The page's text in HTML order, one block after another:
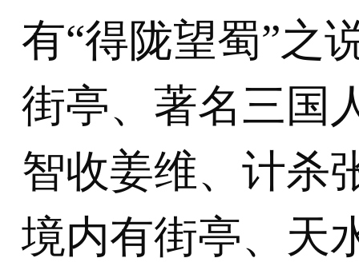
有“得陇望蜀”之
街亭、著名三国
智收姜维、计杀
境内有街亭、天